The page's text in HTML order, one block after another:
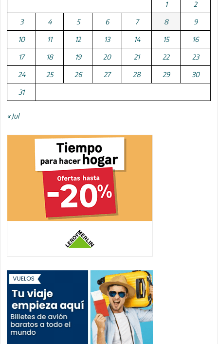
1 2
3 4 5 6 7 8 9
10 11 12 13 14 15 16
17 18 19 20 21 22 23
24 25 26 27 28 29 30
31
« Jul